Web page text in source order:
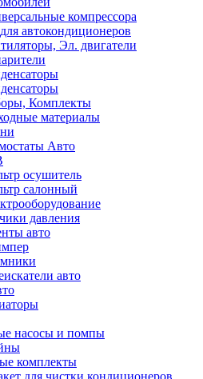
компрессора
автокондиционеров
Эл. двигатели
Комплекты
материалы
Авто
осушитель
салонный
давления
авто
авто
насосы и помпы
комплекты
для чистки кондиционеров